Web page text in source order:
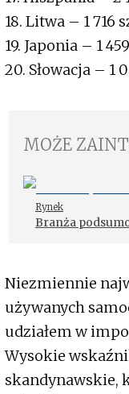
18. Litwa – 1 716
19. Japonia – 1
20. Słowacja – 1
MOŻE
Rynek
Branża
Niezmiennie
używanych
udziałem w
Wysokie
skandynawskie,